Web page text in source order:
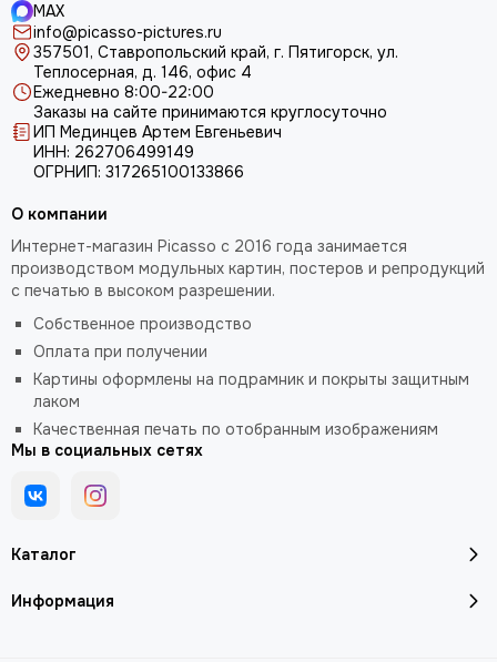
MAX
info@picasso-pictures.ru
357501, Ставропольский край, г. Пятигорск, ул.
Теплосерная, д. 146, офис 4
Ежедневно 8:00-22:00
Заказы на сайте принимаются круглосуточно
ИП Мединцев Артем Евгеньевич
ИНН: 262706499149
ОГРНИП: 317265100133866
Каталог
Информация
О компании
Интернет-магазин Picasso с 2016 года занимается
производством модульных картин, постеров и репродукций
с печатью в высоком разрешении.
Собственное производство
Оплата при получении
Картины оформлены на подрамник и покрыты защитным
лаком
Качественная печать по отобранным изображениям
Мы в социальных сетях